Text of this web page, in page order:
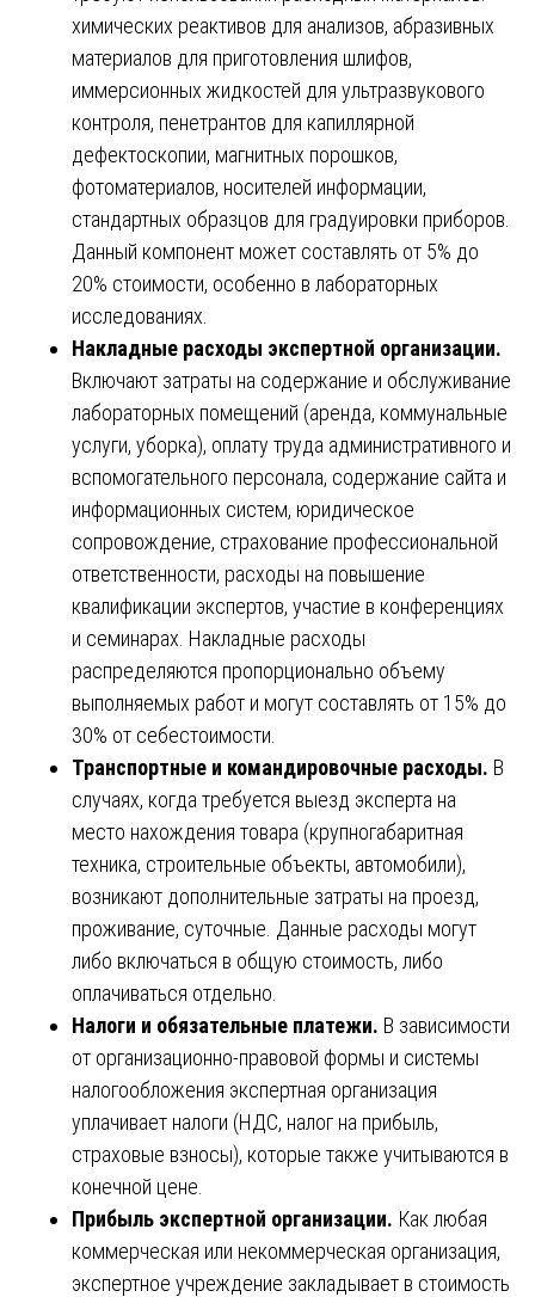
химических реактивов для анализов, абразивных
материалов для приготовления шлифов,
иммерсионных жидкостей для ультразвукового
контроля, пенетрантов для капиллярной
дефектоскопии, магнитных порошков,
фотоматериалов, носителей информации,
стандартных образцов для градуировки приборов.
Данный компонент может составлять от 5% до
20% стоимости, особенно в лабораторных
исследованиях.
Накладные расходы экспертной организации.
Включают затраты на содержание и обслуживание
лабораторных помещений (аренда, коммунальные
услуги, уборка), оплату труда административного и
вспомогательного персонала, содержание сайта и
информационных систем, юридическое
сопровождение, страхование профессиональной
ответственности, расходы на повышение
квалификации экспертов, участие в конференциях
и семинарах. Накладные расходы
распределяются пропорционально объему
выполняемых работ и могут составлять от 15% до
30% от себестоимости.
Транспортные и командировочные расходы. В
случаях, когда требуется выезд эксперта на
место нахождения товара (крупногабаритная
техника, строительные объекты, автомобили),
возникают дополнительные затраты на проезд,
проживание, суточные. Данные расходы могут
либо включаться в общую стоимость, либо
оплачиваться отдельно.
Налоги и обязательные платежи. В зависимости
от организационно-правовой формы и системы
налогообложения экспертная организация
уплачивает налоги (НДС, налог на прибыль,
страховые взносы), которые также учитываются в
конечной цене.
Прибыль экспертной организации. Как любая
коммерческая или некоммерческая организация,
экспертное учреждение закладывает в стоимость